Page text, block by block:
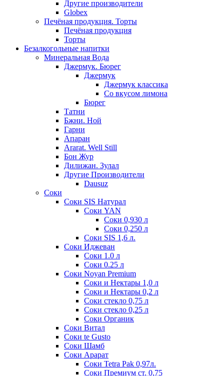
Другие производители
Globex
Печёная продукция. Торты
Печёная продукция
Торты
Безалкогольные напитки
Минеральная Вода
Джермук. Бюрег
Джермук
Джермук классика
Со вкусом лимона
Бюрег
Татни
Бжни. Ной
Гарни
Апаран
Ararat. Well Still
Бон Жур
Дилижан. Зулал
Другие Производители
Dausuz
Соки
Соки SIS Натурал
Соки YAN
Соки 0,930 л
Соки 0,250 л
Соки SIS 1,6 л.
Соки Иджеван
Соки 1.0 л
Соки 0.25 л
Соки Noyan Premium
Соки и Нектары 1,0 л
Соки и Нектары 0,2 л
Соки стекло 0,75 л
Соки стекло 0,25 л
Соки Органик
Соки Витал
Соки te Gusto
Соки Шамб
Соки Арарат
Соки Tetra Pak 0,97л.
Соки Премиум ст. 0,75